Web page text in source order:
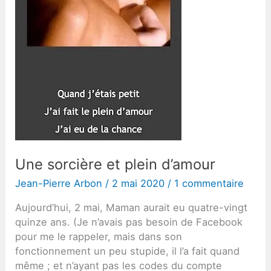
Une sorcière et plein d’amour
Jean-Pierre Arbon / 2 mai 2020 / 1 commentaire
Aujourd’hui, 2 mai, Maman aurait eu quatre-vingt
quinze ans. (Je n’avais pas besoin de Facebook
pour me le rappeler, mais dans son
fonctionnement un peu stupide, il l’a fait quand
même ; et n’ayant pas les codes du compte